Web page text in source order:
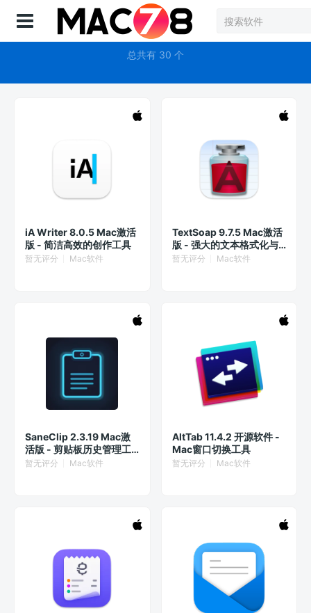
登录
深色模式
总共有 30 个
iA Writer 8.0.5 Mac激活
版 - 简洁高效的创作工具
暂无评分 Mac软件
TextSoap 9.7.5 Mac激活
版 - 强大的文本格式化与
清理工具
暂无评分 Mac软件
SaneClip 2.3.19 Mac激
活版 - 剪贴板历史管理工
具
暂无评分 Mac软件
AltTab 11.4.2 开源软件 -
Mac窗口切换工具
暂无评分 Mac软件